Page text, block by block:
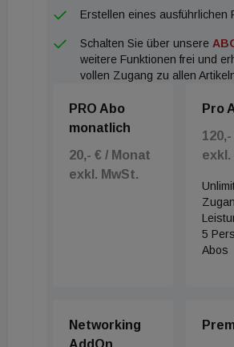
Erstellen eines ausführlichen
Schalten Sie über unsere
weitere Funktionen frei und
vollen Zugang zu allen
PRO Abo
monatlich
20,- € / Monat
exkl. MwSt.
Pro
exkl.
5
Abos
Networking
AddOn